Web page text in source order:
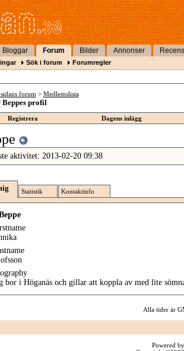
Bloggar Forum Bilder Annonser
Sök i forum Forumregler
forum > Medlemslista
Beppes profil
Registrera Dagens inlägg
aktivitet: 2013-02-20 09:38
Statistik Kontaktinfo
bor i Höganäs och gillar att koppla av med lite
Alla tider är
Powered